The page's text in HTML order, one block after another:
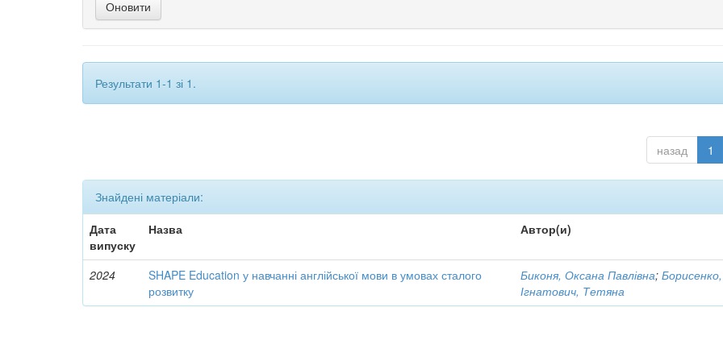
Результати 1-1 зі 1.
назад 1
Знайдені матеріали:
Дата
випуску
Назва Автор(и)
2024
SHAPE Education у навчанні англійської мови в умовах сталого
розвитку
Биконя, Оксана Павлівна;
Ігнатович, Тетяна